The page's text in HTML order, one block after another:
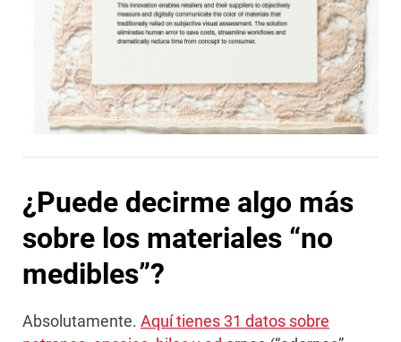
¿Puede decirme algo más
sobre los materiales “no
medibles”?
Absolutamente. Aquí tienes 31 datos sobre